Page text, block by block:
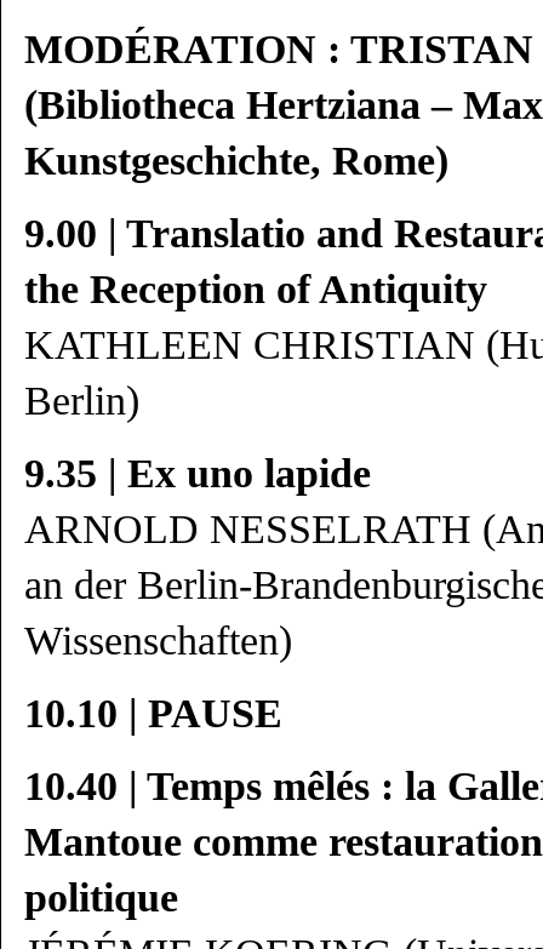
MODÉRATION :
(Bibliotheca Hertziana –
Kunstgeschichte, Rome)
9.00 | Translatio and
the Reception of Antiquity
KATHLEEN CHRISTIAN
Berlin)
9.35 | Ex uno lapide
ARNOLD NESSELRATH
an der Berlin-
Wissenschaften)
10.10 | PAUSE
10.40 | Temps mêlés : la
Mantoue comme
politique